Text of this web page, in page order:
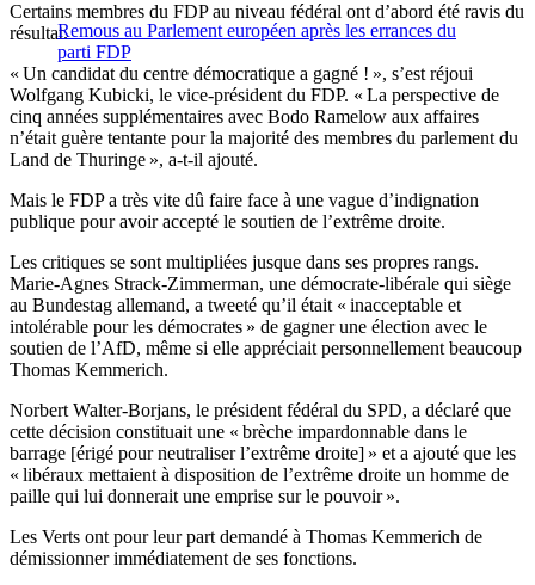
Remous au Parlement européen après les errances du
parti FDP
Certains membres du FDP au niveau fédéral ont d’abord été ravis du
résultat.
« Un candidat du centre démocratique a gagné ! », s’est réjoui
Wolfgang Kubicki, le vice-président du FDP. « La perspective de
cinq années supplémentaires avec Bodo Ramelow aux affaires
n’était guère tentante pour la majorité des membres du parlement du
Land de Thuringe », a-t-il ajouté.
Mais le FDP a très vite dû faire face à une vague d’indignation
publique pour avoir accepté le soutien de l’extrême droite.
Les critiques se sont multipliées jusque dans ses propres rangs.
Marie-Agnes Strack-Zimmerman, une démocrate-libérale qui siège
au Bundestag allemand, a tweeté qu’il était « inacceptable et
intolérable pour les démocrates » de gagner une élection avec le
soutien de l’AfD, même si elle appréciait personnellement beaucoup
Thomas Kemmerich.
Norbert Walter-Borjans, le président fédéral du SPD, a déclaré que
cette décision constituait une « brèche impardonnable dans le
barrage [érigé pour neutraliser l’extrême droite] » et a ajouté que les
« libéraux mettaient à disposition de l’extrême droite un homme de
paille qui lui donnerait une emprise sur le pouvoir ».
Les Verts ont pour leur part demandé à Thomas Kemmerich de
démissionner immédiatement de ses fonctions.